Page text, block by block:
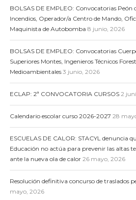
BOLSAS DE EMPLEO: Convocatorias Peón
Incendios, Operador/a Centro de Mando,
Maquinista de Autobomba 8 junio, 2026
BOLSAS DE EMPLEO: Convocatorias
Superiores Montes, Ingenieros Técnicos
Medioambientales 3 junio, 2026
ECLAP: 2ª CONVOCATORIA CURSOS 2
Calendario escolar curso 2026-2027 28
ESCUELAS DE CALOR: STACYL denuncia
Educación no actúa para prevenir las altas
ante la nueva ola de calor 26 mayo, 2026
Resolución definitiva concurso de traslados
mayo, 2026